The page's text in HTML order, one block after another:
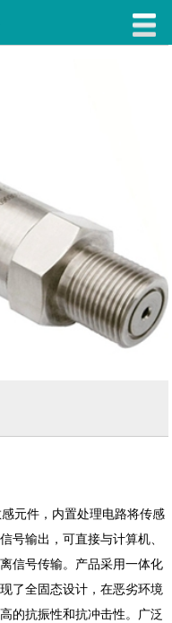
元件，内置处理电路将传感
号输出，可直接与计算机、
信号传输。产品采用一体化
了全固态设计，在恶劣环境
的抗振性和抗冲击性。广泛